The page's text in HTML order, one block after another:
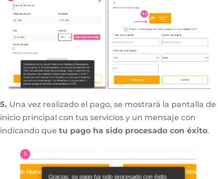
5. Una vez realizado el pago, se mostrará la pantalla de
inicio principal con tus servicios y un mensaje con
indicando que tu pago ha sido procesado con éxito.